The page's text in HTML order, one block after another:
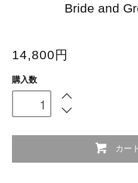
Bride and
14,800円
購入数
カー